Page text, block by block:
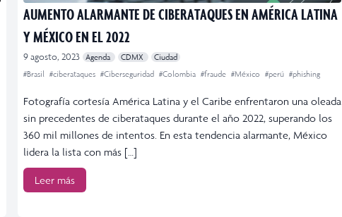
AUMENTO ALARMANTE DE CIBERATAQUES EN AMÉRICA LATINA
Y MÉXICO EN EL 2022
9 agosto, 2023 Agenda CDMX
Ciudad
#Brasil #ciberataques #Ciberseguridad #Colombia #fraude #México #perú #phishing
Fotografía cortesía América Latina y el Caribe enfrentaron una oleada
sin precedentes de ciberataques durante el año 2022, superando los
360 mil millones de intentos. En esta tendencia alarmante, México
lidera la lista con más […]
Leer más